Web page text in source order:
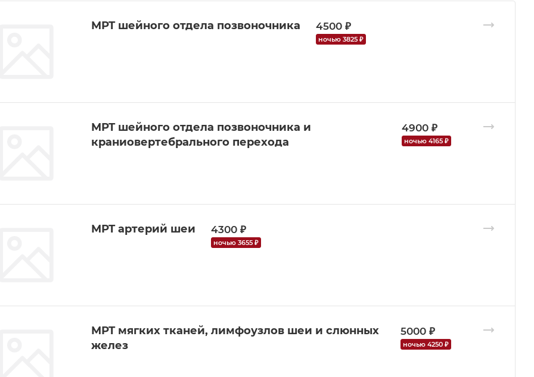
МРТ шейного отдела позвоночника 4500 ₽
ночью 3825 ₽
МРТ шейного отдела позвоночника и
краниовертебрального перехода
4900 ₽
ночью 4165 ₽
МРТ артерий шеи 4300 ₽
ночью 3655 ₽
МРТ мягких тканей, лимфоузлов шеи и слюнных
желез
5000 ₽
ночью 4250 ₽